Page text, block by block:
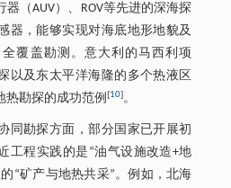
（AUV）、ROV等先进的深海探
器，能够实现对海底地形地貌及
覆盖勘测。意大利的马西利项
以及东太平洋海隆的多个热液区
热勘探的成功范例 [10]。
同勘探方面，部分国家已开展初
工程实践的是“油气设施改造+地
“矿产与地热共采”。例如，北海